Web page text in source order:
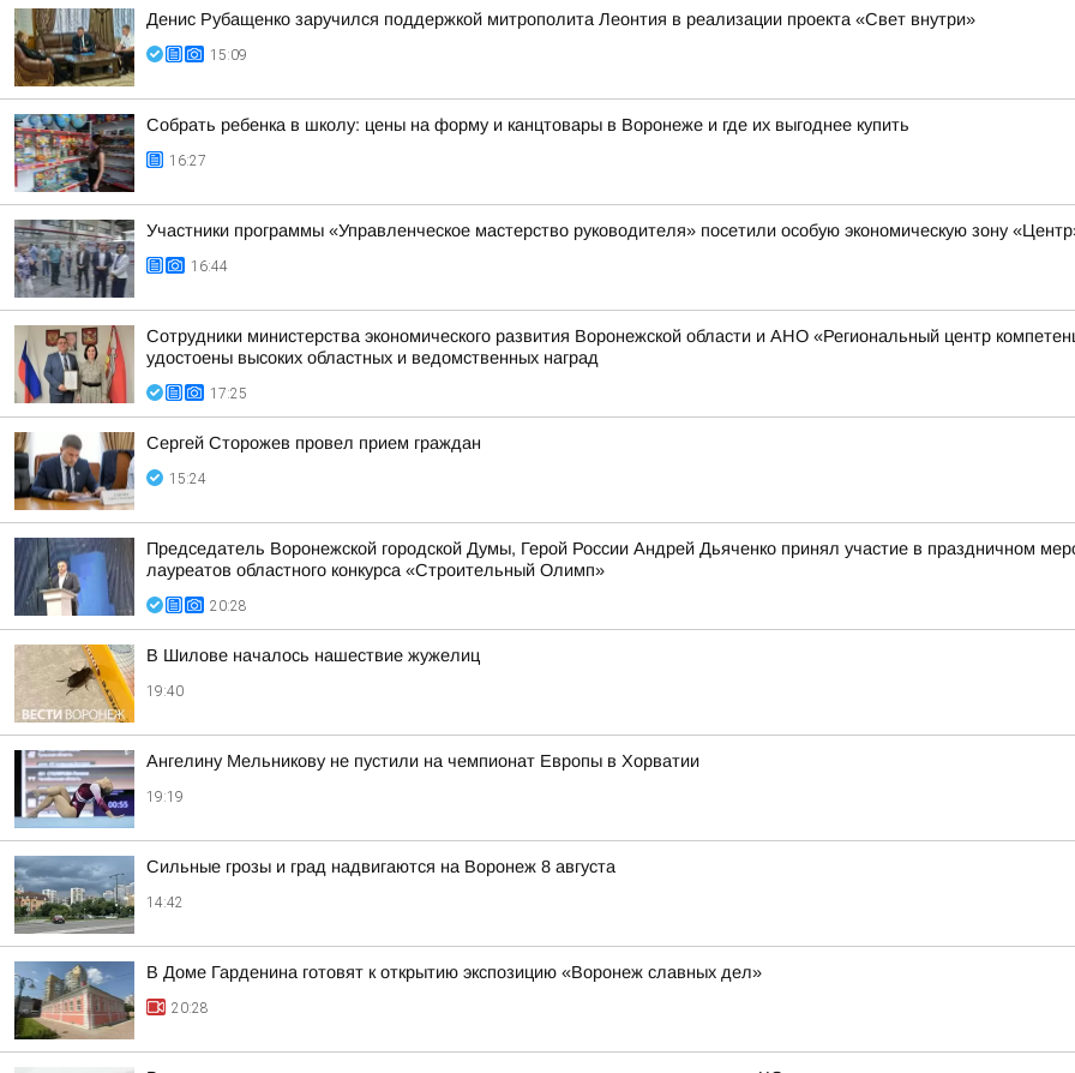
Денис Рубащенко заручился поддержкой митрополита Леонтия в реализации проекта «Свет внутри»
15:09
Собрать ребенка в школу: цены на форму и канцтовары в Воронеже и где их выгоднее купить
16:27
Участники программы «Управленческое мастерство руководителя» посетили особую экономическую зону
16:44
Сотрудники министерства экономического развития Воронежской области и АНО «Региональный центр
удостоены высоких областных и ведомственных наград
17:25
Сергей Сторожев провел прием граждан
15:24
Председатель Воронежской городской Думы, Герой России Андрей Дьяченко принял участие в праздничном
лауреатов областного конкурса «Строительный Олимп»
20:28
В Шилове началось нашествие жужелиц
19:40
Ангелину Мельникову не пустили на чемпионат Европы в Хорватии
19:19
Сильные грозы и град надвигаются на Воронеж 8 августа
14:42
В Доме Гарденина готовят к открытию экспозицию «Воронеж славных дел»
20:28